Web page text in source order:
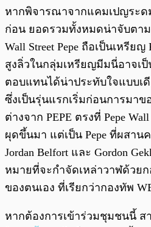
หากพิจารณาจากแคมเปญระด
ก่อน ยอดรวมทั้งหมดน่าจับตา
Wall Street Pepe ถือเป็นเหรีย
สูงลิ่วในกลุ่มเหรียญมีมนี่อาจเ
ตอบแทนได้น่าประทับใจแบบเดี
ซึ่งเป็นรุ่นแรกเริ่มก่อนการมาขอ
ต่างจาก PEPE ตรงที่ Pepe
ผุดขึ้นมา แต่เป็น Pepe ที่ผสาน
Jordan Belfort และ Gordon
หมายที่จะกำจัดเหล่าวาฬด้วย
ของตนเอง ที่เรียกว่ากองทัพ
หากต้องการเข้าร่วมชุมชนนี้ ส